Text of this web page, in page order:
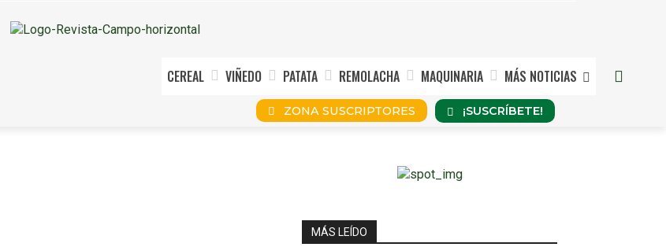
CEREAL VIÑEDO PATATA REMOLACHA MAQUINARIA MÁS NOTICIAS
ZONA SUSCRIPTORES ¡SUSCRÍBETE!
MÁS LEÍDO